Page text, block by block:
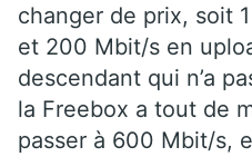
changer de prix, soit
et 200 Mbit/s en
descendant qui n’a
la Freebox a tout de
passer à 600 Mbit/s,